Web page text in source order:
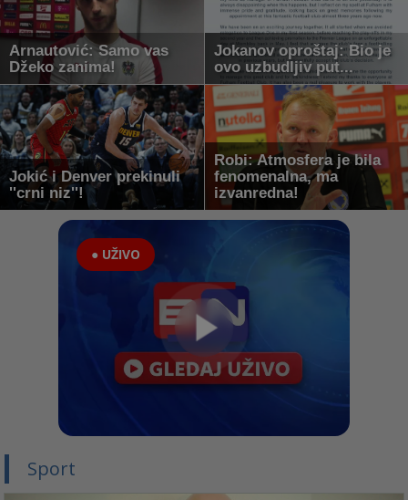
Arnautović: Samo vas
Džeko zanima!
Jokanov oproštaj: Bio je
ovo uzbudljiv put...
Jokić i Denver prekinuli
''crni niz''!
Robi: Atmosfera je bila
fenomenalna, ma
izvanredna!
● UŽIVO
Sport